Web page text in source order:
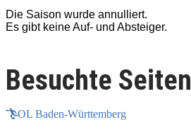
Die Saison wurde annulliert.
Es gibt keine Auf- und Absteiger.
Besuchte Seiten
OL Baden-Württemberg